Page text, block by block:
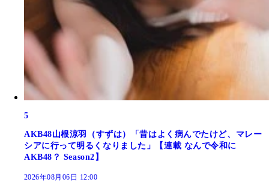
5
AKB48山根涼羽（すずは）「昔はよく病んでたけど、マレー
シアに行って明るくなりました」【連載 なんで令和に
AKB48？ Season2】
2026年08月06日 12:00